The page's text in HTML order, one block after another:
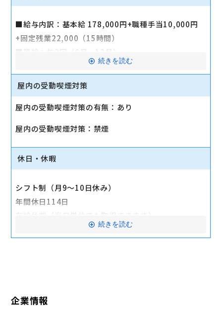
■給与内訳：基本給 178,000円+職種手当10,000円
+固定残業22,000（15時間）
■昇給：年2回（6月、12月）
■賞与：年2回（6月、12月）
■社会保険完備（雇用、労災、健康、厚生年金）
■マイカー通勤可 （駐車場完備）
■定期健康診断、インフルエンザ予防接種補助
＜待遇も充実！＞
■社内イベント（新年会、Jリーグ スポンサーマッチ
等）
■社内クラブ活動（ゴルフ部、映画鑑賞部、サウナ部
■会社から誕生日プレゼント
■出産祝い金
続きを読む
屋内の受動喫煙対策
屋内の受動喫煙対策の有無：あり
屋内の受動喫煙対策：禁煙
休日・休暇
シフト制（月9～10日休み）
年間休日114日
有給休暇（半日単位でも取得できます）
続きを読む
企業情報